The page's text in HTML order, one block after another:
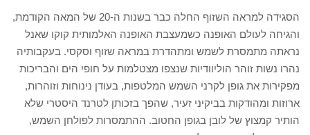
הסגידה למראה השזוף החלה כבר בשנות ה-20 של המאה הקודמת,
והגיחה לעולם האופנה כשמעצבת האופנה האלמותית קוקו שאנל
נראתה מתמסרת לשמש ומתהדרת במראה שזוף וסקסי. בעקבותיה
נהרו נשות זוהר הוליוודיות שנצפו מצטלמות על חופי הים והבריכות
מפקירות את גופן לקרני השמש המלטפות, בעודן נינוחות וזוהרות,
ארוזות ומהודקות בביקיני זעיר, שהפך בזכותן לטרנד היסטרי שלא
הותיר קמצוץ של לובן בגופן החטוב. ההתמסרות לפולחן השמש,